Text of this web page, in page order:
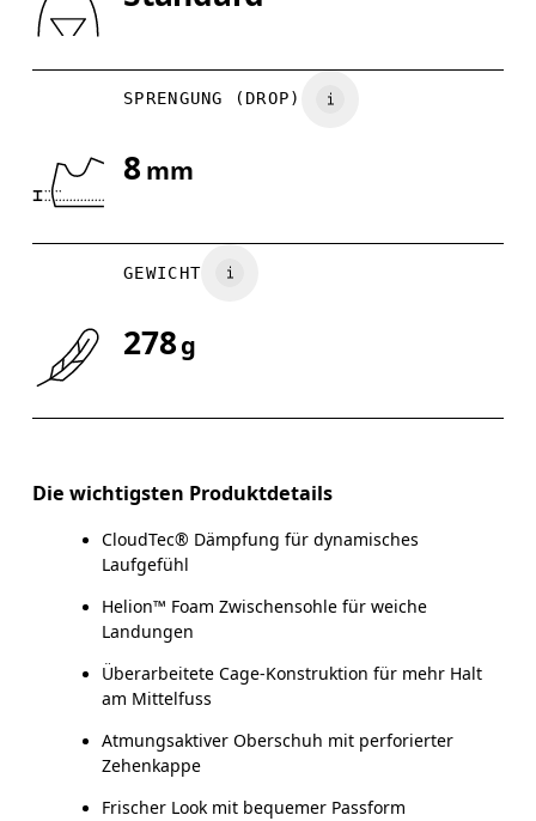
Horizontal verschieben, um mehr zu sehen
SPRENGUNG (DROP)
8 mm
GEWICHT
278g
Die wichtigsten Produktdetails
CloudTec® Dämpfung für dynamisches
Laufgefühl
Helion™ Foam Zwischensohle für weiche
Landungen
Überarbeitete Cage-Konstruktion für mehr Halt
am Mittelfuss
Atmungsaktiver Oberschuh mit perforierter
Zehenkappe
Frischer Look mit bequemer Passform